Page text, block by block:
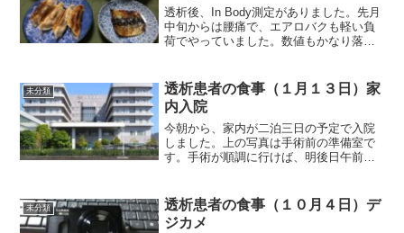
透析後、In Body測定がありました。先月
中旬からは腰痛で、エアロバクも軽い負
荷でやっていました。数値もかなり落ち
月よりは上回っていました。先週から腰
痛も少し、良くな...
未分類
透析患者の食事（１月１３日）家
内入院
今朝から、家内が二泊三日の予定で入院
しました。上の写真は手術前の準備室で
す。手術が順調に行けば、明後日午前中
家の中が寒い寒い。二階の部屋にいた
ら、昼頃からはエアコンを止...
未分類
透析患者の食事（１０月４日）デ
ジカメ